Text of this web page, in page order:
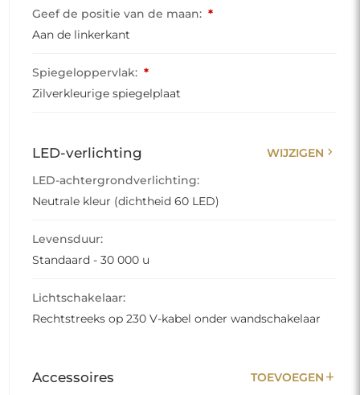
Geef de positie van de maan: *
Aan de linkerkant
Spiegeloppervlak: *
Zilverkleurige spiegelplaat
LED-verlichting WIJZIGEN chevron_right
LED-achtergrondverlichting:
Neutrale kleur (dichtheid 60 LED)
Levensduur:
Standaard - 30 000 u
Lichtschakelaar:
Rechtstreeks op 230 V-kabel onder wandschakelaar
Accessoires TOEVOEGEN add